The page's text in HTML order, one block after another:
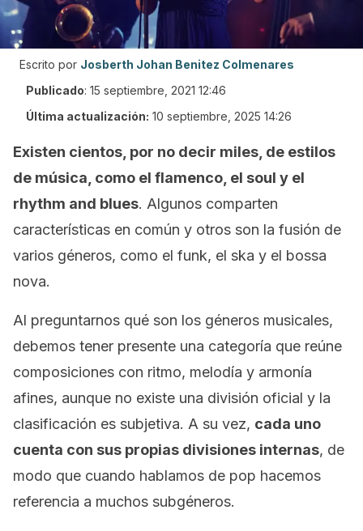
Escrito por Josberth Johan Benitez Colmenares
Publicado: 15 septiembre, 2021 12:46
Última actualización: 10 septiembre, 2025 14:26
Existen cientos, por no decir miles, de estilos
de música, como el flamenco, el soul y el
rhythm and blues. Algunos comparten
características en común y otros son la fusión de
varios géneros, como el funk, el ska y el bossa
nova.
Al preguntarnos qué son los géneros musicales,
debemos tener presente una categoría que reúne
composiciones con ritmo, melodía y armonía
afines, aunque no existe una división oficial y la
clasificación es subjetiva. A su vez, cada uno
cuenta con sus propias divisiones internas, de
modo que cuando hablamos de pop hacemos
referencia a muchos subgéneros.